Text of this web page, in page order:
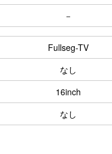
－
Fullseg-TV
なし
16inch
なし